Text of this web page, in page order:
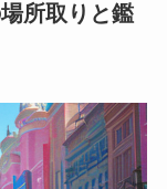
所取りと鑑